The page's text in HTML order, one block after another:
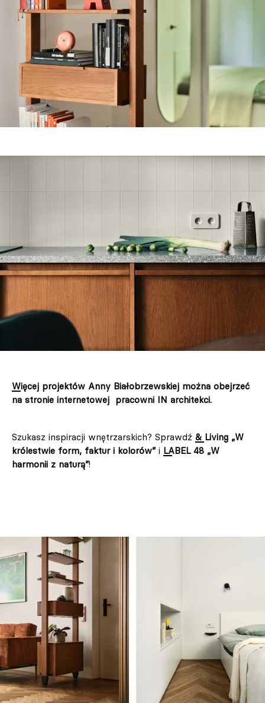
Więcej projektów Anny Białobrzewskiej można obejrzeć
na stronie internetowej pracowni IN architekci.
Szukasz inspiracji wnętrzarskich? Sprawdź & Living „W
królestwie form, faktur i kolorów” i LABEL 48 „W
harmonii z naturą”!